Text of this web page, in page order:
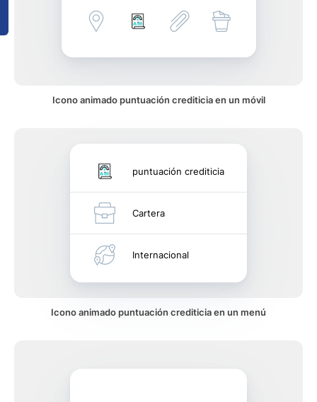
Icono animado puntuación crediticia en un móvil
puntuación crediticia
Cartera
Internacional
Icono animado puntuación crediticia en un menú